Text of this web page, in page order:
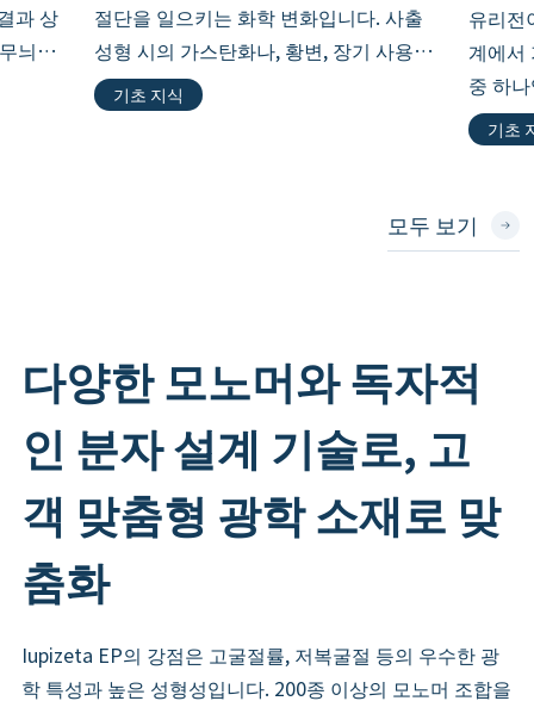
과 상
늬와
절단을 일으키는 화학 변화입니다. 사출
성형 시의 가스탄화나, 황변, 장기 사용에
서의 물성 저하 등 광학 수지의 실무에서
빈번하게 직면하는 현상이기도 합니다.
기초 지식
유리전
계에서
중 하
광학계
용도
기초
모두 보기
다양한 모노머와 독자적
인 분자 설계 기술로, 고
객 맞춤형 광학 소재로 맞
춤화
Iupizeta EP의 강점은 고굴절률, 저복굴절 등의 우수한 광
학 특성과 높은 성형성입니다. 200종 이상의 모노머 조합을